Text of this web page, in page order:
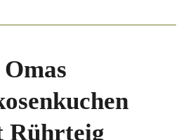
Omas
Rührteig